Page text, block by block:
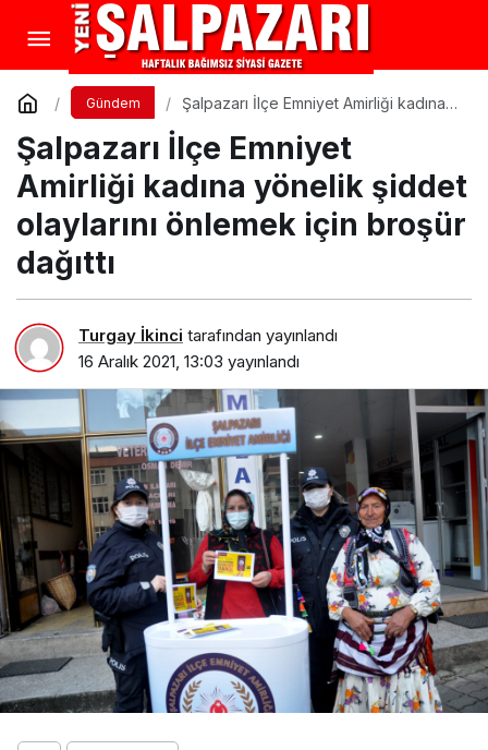
Gündem
Şalpazarı İlçe Emniyet Amirliği kadına
broşür dağıttı
Şalpazarı İlçe Emniyet
Amirliği kadına yönelik şiddet
olaylarını önlemek için broşür
dağıttı
Turgay İkinci tarafından yayınlandı
16 Aralık 2021, 13:03 yayınlandı